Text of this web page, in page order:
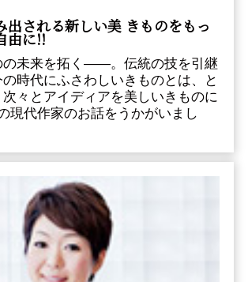
出される新しい美 きものをもっ
由に!!
の未来を拓く――。伝統の技を引継
時代にふさわしいきものとは、と
々とアイディアを美しいきものに
現代作家のお話をうかがいまし